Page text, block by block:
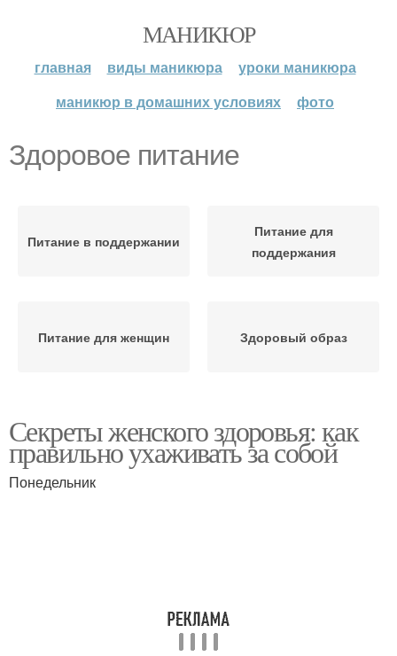
МАНИКЮР
главная виды маникюра
уроки маникюра
маникюр в домашних условиях
фото
Здоровое питание
Питание в поддержании
Питание для
поддержания
Питание для женщин Здоровый образ
Секреты женского здоровья: как
правильно ухаживать за собой
Понедельник